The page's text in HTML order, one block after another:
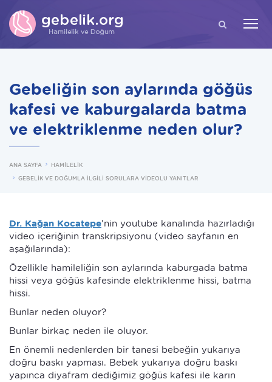
Gebeliğin son aylarında göğüs
kafesi ve kaburgalarda batma
ve elektriklenme neden olur?
ANA SAYFA
HAMİLELİK
GEBELİK VE DOĞUMLA İLGİLİ SORULARA VİDEOLU YANITLAR
Dr. Kağan Kocatepe'nin youtube kanalında hazırladığı
video içeriğinin transkripsiyonu (video sayfanın en
aşağılarında):
Özellikle hamileliğin son aylarında kaburgada batma
hissi veya göğüs kafesinde elektriklenme hissi, batma
hissi.
Bunlar neden oluyor?
Bunlar birkaç neden ile oluyor.
En önemli nedenlerden bir tanesi bebeğin yukarıya
doğru baskı yapması. Bebek yukarıya doğru baskı
yapınca diyafram dediğimiz göğüs kafesi ile karın